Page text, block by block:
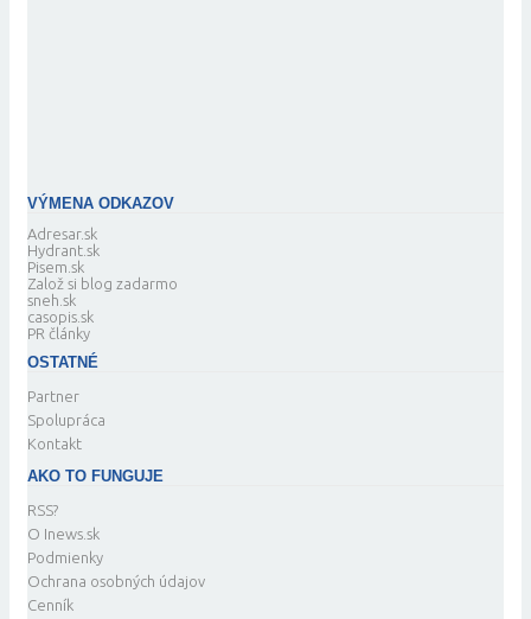
VÝMENA ODKAZOV
Adresar.sk
Hydrant.sk
Pisem.sk
Založ si blog zadarmo
sneh.sk
casopis.sk
PR články
OSTATNÉ
Partner
Spolupráca
Kontakt
AKO TO FUNGUJE
RSS?
O Inews.sk
Podmienky
Ochrana osobných údajov
Cenník